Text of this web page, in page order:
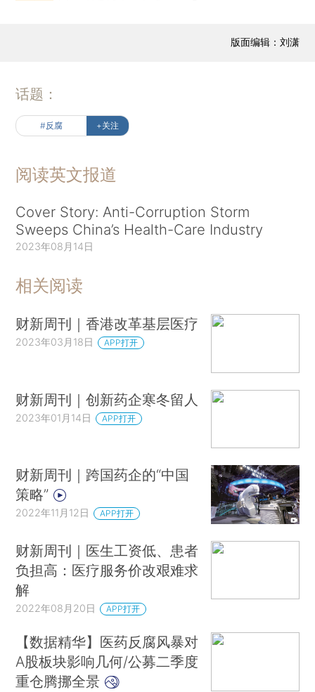
版面编辑：刘潇
话题：
#反腐 +关注
阅读英文报道
Cover Story: Anti-Corruption Storm
Sweeps China’s Health-Care Industry
2023年08月14日
相关阅读
财新周刊｜香港改革基层医疗
2023年03月18日 APP打开
财新周刊｜创新药企寒冬留人
2023年01月14日 APP打开
财新周刊｜跨国药企的“中国
策略”
2022年11月12日 APP打开
财新周刊｜医生工资低、患者
负担高：医疗服务价改艰难求
解
2022年08月20日 APP打开
【数据精华】医药反腐风暴对
A股板块影响几何/公募二季度
重仓腾挪全景